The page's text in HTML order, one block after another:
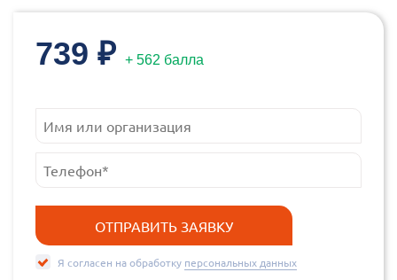
739 ₽ + 562 балла
Я согласен на обработку персональных данных